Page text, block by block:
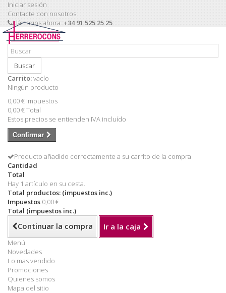
Iniciar sesión
Contacte con nosotros
Llámanos ahora: +34 91 525 25 25
Buscar
Carrito:vacío
Ningún producto
0,00 € Impuestos
0,00 €Total
Estos precios se entienden IVA incluído
Confirmar
Producto añadido correctamente a su carrito de la compra
Cantidad
Total
Hay 1 artículo en su cesta.
Total productos: (impuestos inc.)
Impuestos 0,00 €
Total (impuestos inc.)
Continuar la compra Ir a la caja
Menú
Novedades
Lo mas vendido
Promociones
Quienes somos
Mapa del sitio